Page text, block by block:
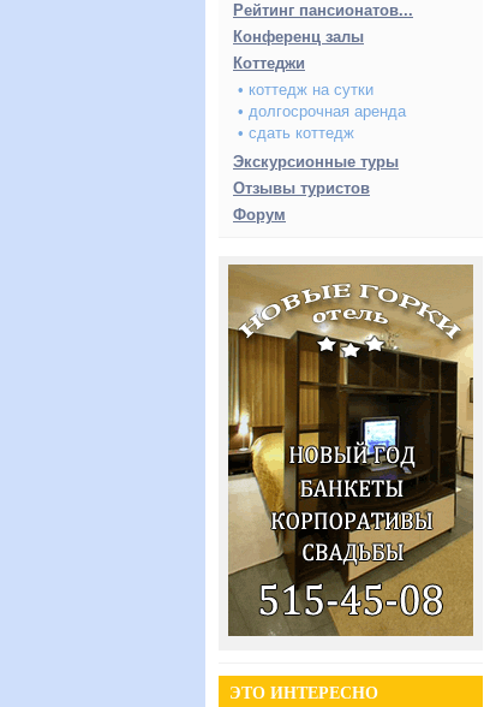
Рейтинг пансионатов...
Конференц залы
Коттеджи
• коттедж на сутки
• долгосрочная аренда
• сдать коттедж
Экскурсионные туры
Отзывы туристов
Форум
ЭТО ИНТЕРЕСНО